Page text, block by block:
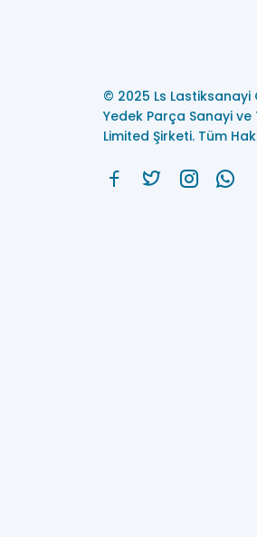
© 2025 Ls
Yedek Parça Sanayi
Limited Şirketi. Tüm